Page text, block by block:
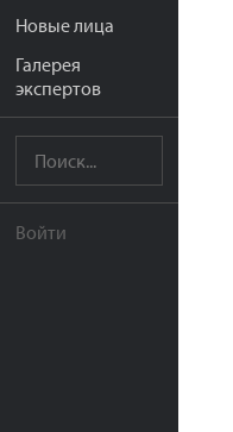
Новые лица
Галерея
экспертов
Войти